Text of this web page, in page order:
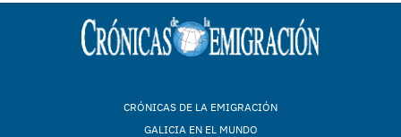
CRÓNICAS DE LA EMIGRACIÓN
GALICIA EN EL MUNDO